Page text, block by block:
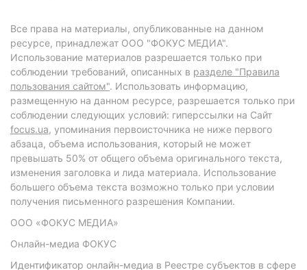
Все права на материалы, опубликованные на данном
ресурсе, принадлежат ООО "ФОКУС МЕДИА".
Использование материалов разрешается только при
соблюдении требований, описанных в разделе "Правила
пользования сайтом". Использовать информацию,
размещенную на данном ресурсе, разрешается только при
соблюдении следующих условий: гиперссылки на Сайт
focus.ua, упоминания первоисточника не ниже первого
абзаца, объема использования, который не может
превышать 50% от общего объема оригинального текста,
изменения заголовка и лида материала. Использование
большего объема текста возможно только при условии
получения письменного разрешения Компании.
ООО «ФОКУС МЕДИА»
Онлайн-медиа ФОКУС
Идентификатор онлайн-медиа в Реестре субъектов в сфере